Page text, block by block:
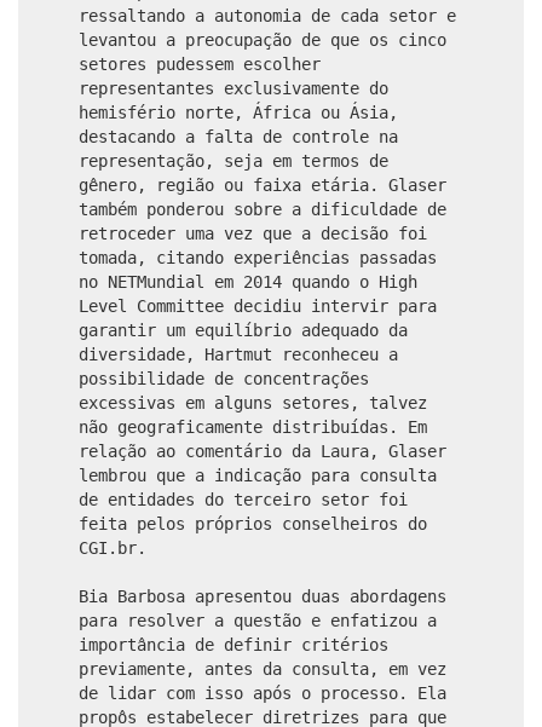
ressaltando a autonomia de cada setor e
levantou a preocupação de que os cinco
setores pudessem escolher
representantes exclusivamente do
hemisfério norte, África ou Ásia,
destacando a falta de controle na
representação, seja em termos de
gênero, região ou faixa etária. Glaser
também ponderou sobre a dificuldade de
retroceder uma vez que a decisão foi
tomada, citando experiências passadas
no NETMundial em 2014 quando o High
Level Committee decidiu intervir para
garantir um equilíbrio adequado da
diversidade, Hartmut reconheceu a
possibilidade de concentrações
excessivas em alguns setores, talvez
não geograficamente distribuídas. Em
relação ao comentário da Laura, Glaser
lembrou que a indicação para consulta
de entidades do terceiro setor foi
feita pelos próprios conselheiros do
CGI.br.
Bia Barbosa apresentou duas abordagens
para resolver a questão e enfatizou a
importância de definir critérios
previamente, antes da consulta, em vez
de lidar com isso após o processo. Ela
propôs estabelecer diretrizes para que